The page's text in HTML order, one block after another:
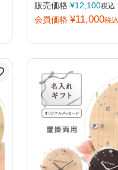
販売価格 ¥12,100税込
会員価格 ¥11,000税込